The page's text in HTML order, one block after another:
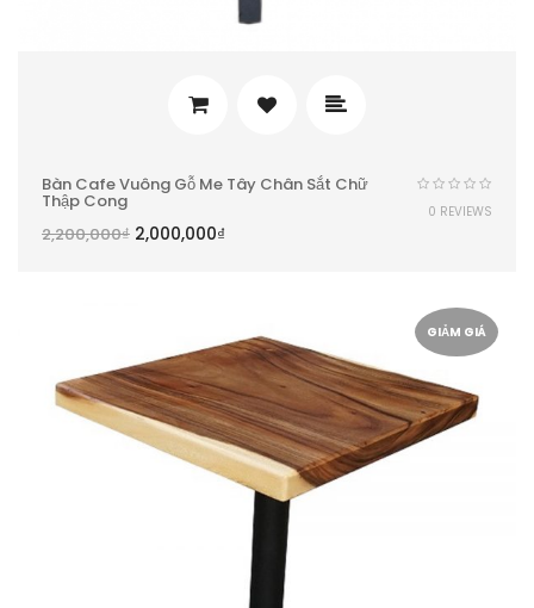
Bàn Cafe Vuông Gỗ Me Tây Chân Sắt Chữ
Thập Cong
2,200,000₫ 2,000,000₫
0 REVIEWS
GIẢM GIÁ